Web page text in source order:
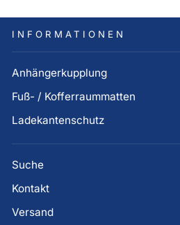
INFORMATIONEN
Anhängerkupplung
Fuß- / Kofferraummatten
Ladekantenschutz
Suche
Kontakt
Versand